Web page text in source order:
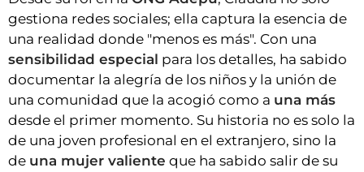
gestiona redes sociales; ella captura la esencia de
una realidad donde "menos es más". Con una
sensibilidad especial para los detalles, ha sabido
documentar la alegría de los niños y la unión de
una comunidad que la acogió como a una más
desde el primer momento. Su historia no es solo la
de una joven profesional en el extranjero, sino la
de una mujer valiente que ha sabido salir de su